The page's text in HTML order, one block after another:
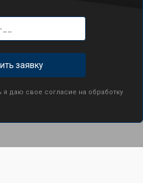
заявку
я даю свое согласие на обработку